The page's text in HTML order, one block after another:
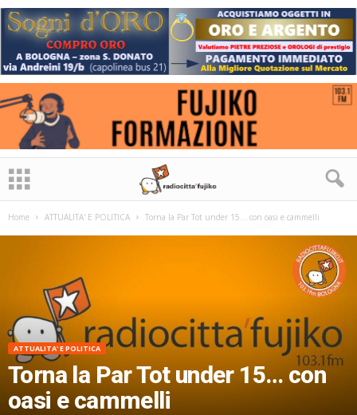
Home ATTUALITA' E POLITICA Torna la Par Tot under 15… con oasi e cammelli
ATTUALITA' E POLITICA
Torna la Par Tot under 15… con
oasi e cammelli